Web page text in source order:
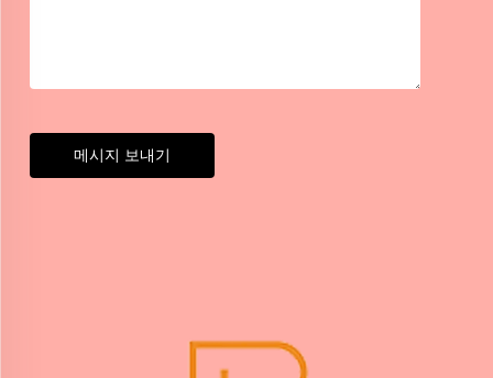
메시지 보내기